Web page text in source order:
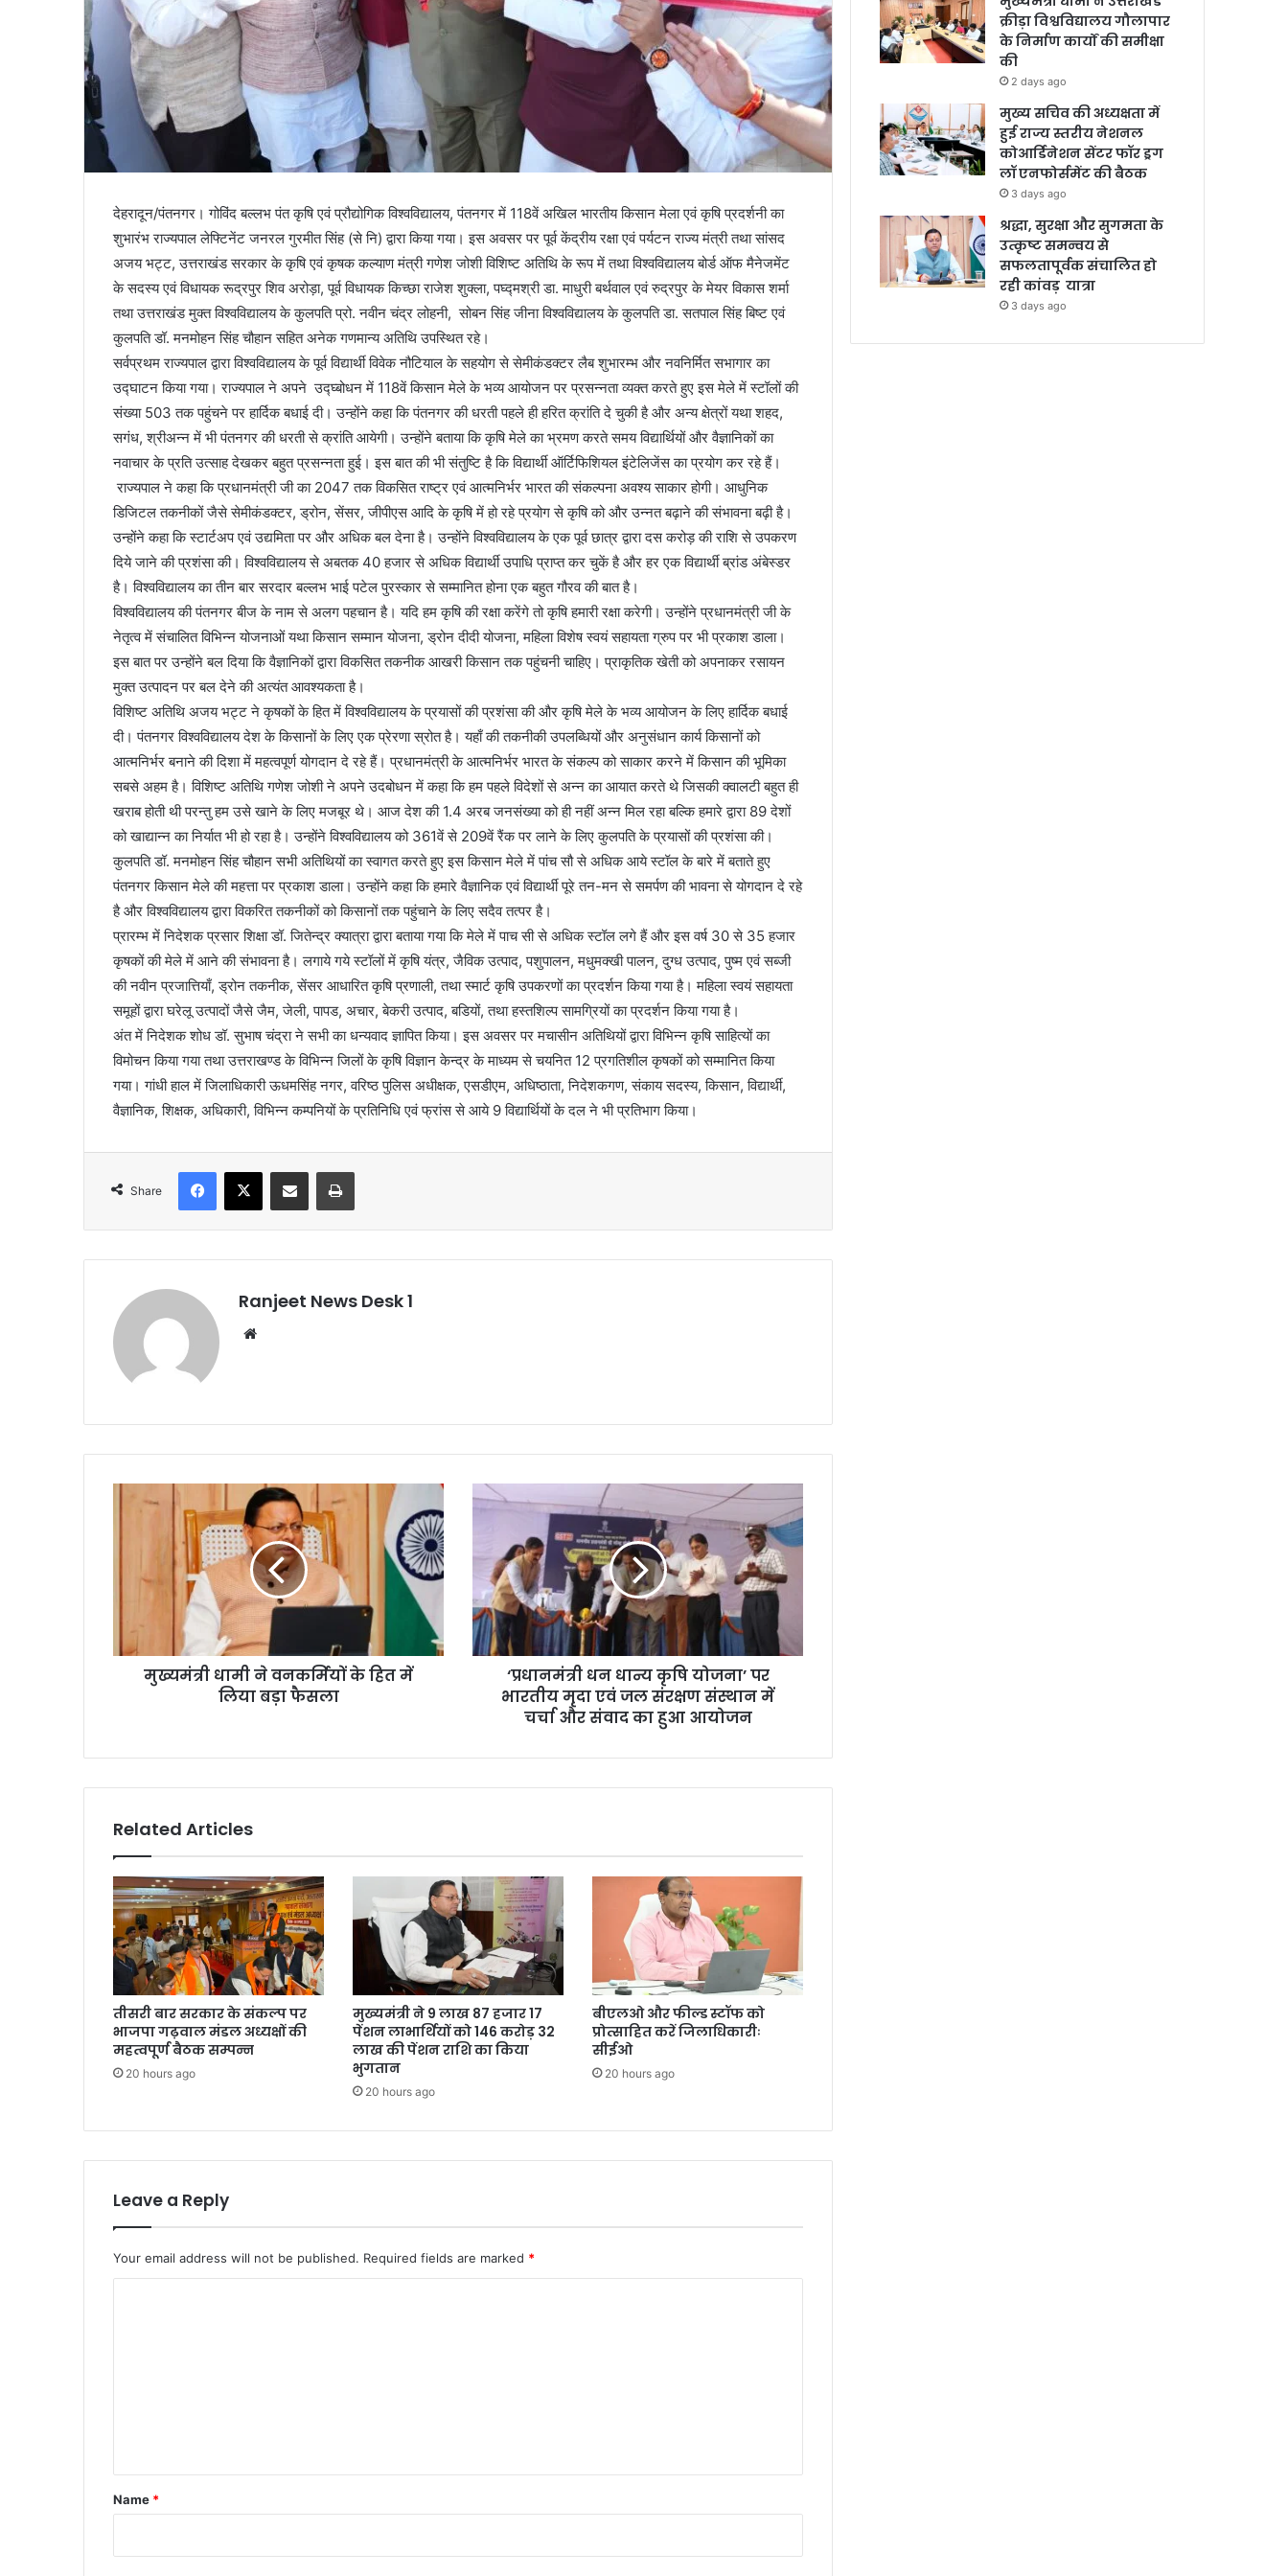
देहरादून/पंतनगर। गोविंद बल्लभ पंत कृषि एवं प्रौद्योगिक विश्वविद्यालय, पंतनगर में 118वें अखिल भारतीय किसान मेला एवं कृषि प्रदर्शनी का
शुभारंभ राज्यपाल लेफ्टिनेंट जनरल गुरमीत सिंह (से नि) द्वारा किया गया। इस अवसर पर पूर्व केंद्रीय रक्षा एवं पर्यटन राज्य मंत्री तथा सांसद
अजय भट्ट, उत्तराखंड सरकार के कृषि एवं कृषक कल्याण मंत्री गणेश जोशी विशिष्ट अतिथि के रूप में तथा विश्वविद्यालय बोर्ड ऑफ मैनेजमेंट
के सदस्य एवं विधायक रूद्रपुर शिव अरोड़ा, पूर्व विधायक किच्छा राजेश शुक्ला, पघ्द्मश्री डा. माधुरी बर्थवाल एवं रुद्रपुर के मेयर विकास शर्मा
तथा उत्तराखंड मुक्त विश्वविद्यालय के कुलपति प्रो. नवीन चंद्र लोहनी, सोबन सिंह जीना विश्वविद्यालय के कुलपति डा. सतपाल सिंह बिष्ट एवं
कुलपति डॉ. मनमोहन सिंह चौहान सहित अनेक गणमान्य अतिथि उपस्थित रहे।
सर्वप्रथम राज्यपाल द्वारा विश्वविद्यालय के पूर्व विद्यार्थी विवेक नौटियाल के सहयोग से सेमीकंडक्टर लैब शुभारम्भ और नवनिर्मित सभागार का
उद्घाटन किया गया। राज्यपाल ने अपने उद्घ्बोधन में 118वें किसान मेले के भव्य आयोजन पर प्रसन्नता व्यक्त करते हुए इस मेले में स्टॉलों की
संख्या 503 तक पहुंचने पर हार्दिक बधाई दी। उन्होंने कहा कि पंतनगर की धरती पहले ही हरित क्रांति दे चुकी है और अन्य क्षेत्रों यथा शहद,
सगंध, श्रीअन्न में भी पंतनगर की धरती से क्रांति आयेगी। उन्होंने बताया कि कृषि मेले का भ्रमण करते समय विद्यार्थियों और वैज्ञानिकों का
नवाचार के प्रति उत्साह देखकर बहुत प्रसन्नता हुई। इस बात की भी संतुष्टि है कि विद्यार्थी ऑर्टिफिशियल इंटेलिजेंस का प्रयोग कर रहे हैं।
राज्यपाल ने कहा कि प्रधानमंत्री जी का 2047 तक विकसित राष्ट्र एवं आत्मनिर्भर भारत की संकल्पना अवश्य साकार होगी। आधुनिक
डिजिटल तकनीकों जैसे सेमीकंडक्टर, ड्रोन, सेंसर, जीपीएस आदि के कृषि में हो रहे प्रयोग से कृषि को और उन्नत बढ़ाने की संभावना बढ़ी है।
उन्होंने कहा कि स्टार्टअप एवं उद्यमिता पर और अधिक बल देना है। उन्होंने विश्वविद्यालय के एक पूर्व छात्र द्वारा दस करोड़ की राशि से उपकरण
दिये जाने की प्रशंसा की। विश्वविद्यालय से अबतक 40 हजार से अधिक विद्यार्थी उपाधि प्राप्त कर चुकें है और हर एक विद्यार्थी ब्रांड अंबेस्डर
है। विश्वविद्यालय का तीन बार सरदार बल्लभ भाई पटेल पुरस्कार से सम्मानित होना एक बहुत गौरव की बात है।
विश्वविद्यालय की पंतनगर बीज के नाम से अलग पहचान है। यदि हम कृषि की रक्षा करेंगे तो कृषि हमारी रक्षा करेगी। उन्होंने प्रधानमंत्री जी के
नेतृत्व में संचालित विभिन्न योजनाओं यथा किसान सम्मान योजना, ड्रोन दीदी योजना, महिला विशेष स्वयं सहायता ग्रुप पर भी प्रकाश डाला।
इस बात पर उन्होंने बल दिया कि वैज्ञानिकों द्वारा विकसित तकनीक आखरी किसान तक पहुंचनी चाहिए। प्राकृतिक खेती को अपनाकर रसायन
मुक्त उत्पादन पर बल देने की अत्यंत आवश्यकता है।
विशिष्ट अतिथि अजय भट्ट ने कृषकों के हित में विश्वविद्यालय के प्रयासों की प्रशंसा की और कृषि मेले के भव्य आयोजन के लिए हार्दिक बधाई
दी। पंतनगर विश्वविद्यालय देश के किसानों के लिए एक प्रेरणा स्रोत है। यहाँ की तकनीकी उपलब्धियों और अनुसंधान कार्य किसानों को
आत्मनिर्भर बनाने की दिशा में महत्वपूर्ण योगदान दे रहे हैं। प्रधानमंत्री के आत्मनिर्भर भारत के संकल्प को साकार करने में किसान की भूमिका
सबसे अहम है। विशिष्ट अतिथि गणेश जोशी ने अपने उदबोधन में कहा कि हम पहले विदेशों से अन्न का आयात करते थे जिसकी क्वालटी बहुत ही
खराब होती थी परन्तु हम उसे खाने के लिए मजबूर थे। आज देश की 1.4 अरब जनसंख्या को ही नहीं अन्न मिल रहा बल्कि हमारे द्वारा 89 देशों
को खाद्यान्न का निर्यात भी हो रहा है। उन्होंने विश्वविद्यालय को 361वें से 209वें रैंक पर लाने के लिए कुलपति के प्रयासों की प्रशंसा की।
कुलपति डॉ. मनमोहन सिंह चौहान सभी अतिथियों का स्वागत करते हुए इस किसान मेले में पांच सौ से अधिक आये स्टॉल के बारे में बताते हुए
पंतनगर किसान मेले की महत्ता पर प्रकाश डाला। उन्होंने कहा कि हमारे वैज्ञानिक एवं विद्यार्थी पूरे तन-मन से समर्पण की भावना से योगदान दे रहे
है और विश्वविद्यालय द्वारा विकरित तकनीकों को किसानों तक पहुंचाने के लिए सदैव तत्पर है।
प्रारम्भ में निदेशक प्रसार शिक्षा डॉ. जितेन्द्र क्यात्रा द्वारा बताया गया कि मेले में पाच सी से अधिक स्टॉल लगे हैं और इस वर्ष 30 से 35 हजार
कृषकों की मेले में आने की संभावना है। लगाये गये स्टॉलों में कृषि यंत्र, जैविक उत्पाद, पशुपालन, मधुमक्खी पालन, दुग्ध उत्पाद, पुष्म एवं सब्जी
की नवीन प्रजात्तियाँ, ड्रोन तकनीक, सेंसर आधारित कृषि प्रणाली, तथा स्मार्ट कृषि उपकरणों का प्रदर्शन किया गया है। महिला स्वयं सहायता
समूहों द्वारा घरेलू उत्पादों जैसे जैम, जेली, पापड, अचार, बेकरी उत्पाद, बडियों, तथा हस्तशिल्प सामग्रियों का प्रदर्शन किया गया है।
अंत में निदेशक शोध डॉ. सुभाष चंद्रा ने सभी का धन्यवाद ज्ञापित किया। इस अवसर पर मचासीन अतिथियों द्वारा विभिन्न कृषि साहित्यों का
विमोचन किया गया तथा उत्तराखण्ड के विभिन्न जिलों के कृषि विज्ञान केन्द्र के माध्यम से चयनित 12 प्रगतिशील कृषकों को सम्मानित किया
गया। गांधी हाल में जिलाधिकारी ऊधमसिंह नगर, वरिष्ठ पुलिस अधीक्षक, एसडीएम, अधिष्ठाता, निदेशकगण, संकाय सदस्य, किसान, विद्यार्थी,
वैज्ञानिक, शिक्षक, अधिकारी, विभिन्न कम्पनियों के प्रतिनिधि एवं फ्रांस से आये 9 विद्यार्थियों के दल ने भी प्रतिभाग किया।
Share
Ranjeet News Desk 1
मुख्यमंत्री धामी ने वनकर्मियों के हित में
लिया बड़ा फैसला
‘प्रधानमंत्री धन धान्य कृषि योजना’ पर
भारतीय मृदा एवं जल संरक्षण संस्थान में
चर्चा और संवाद का हुआ आयोजन
Related Articles
तीसरी बार सरकार के संकल्प पर
भाजपा गढ़वाल मंडल अध्यक्षों की
महत्वपूर्ण बैठक सम्पन्न
20 hours ago
मुख्यमंत्री ने 9 लाख 87 हजार 17
पेंशन लाभार्थियों को 146 करोड़ 32
लाख की पेंशन राशि का किया
भुगतान
20 hours ago
बीएलओ और फील्ड स्टॉफ को
प्रोत्साहित करें जिलाधिकारीः
सीईओ
20 hours ago
Leave a Reply
Your email address will not be published. Required fields are marked *
*
Name *
क्रीड़ा विश्वविद्यालय गौलापार
के निर्माण कार्यों की समीक्षा
की
2 days ago
मुख्य सचिव की अध्यक्षता में
हुई राज्य स्तरीय नेशनल
कोआर्डिनेशन सेंटर फॉर ड्रग
लॉ एनफोर्समेंट की बैठक
3 days ago
श्रद्धा, सुरक्षा और सुगमता के
उत्कृष्ट समन्वय से
सफलतापूर्वक संचालित हो
रही कांवड़ यात्रा
3 days ago